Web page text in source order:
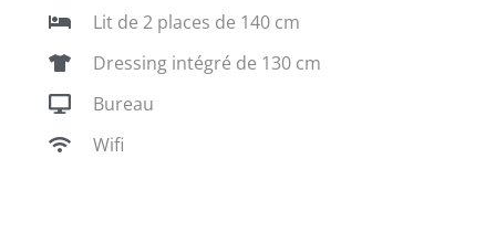
Lit de 2 places de 140 cm
Dressing intégré de 130 cm
Bureau
Wifi